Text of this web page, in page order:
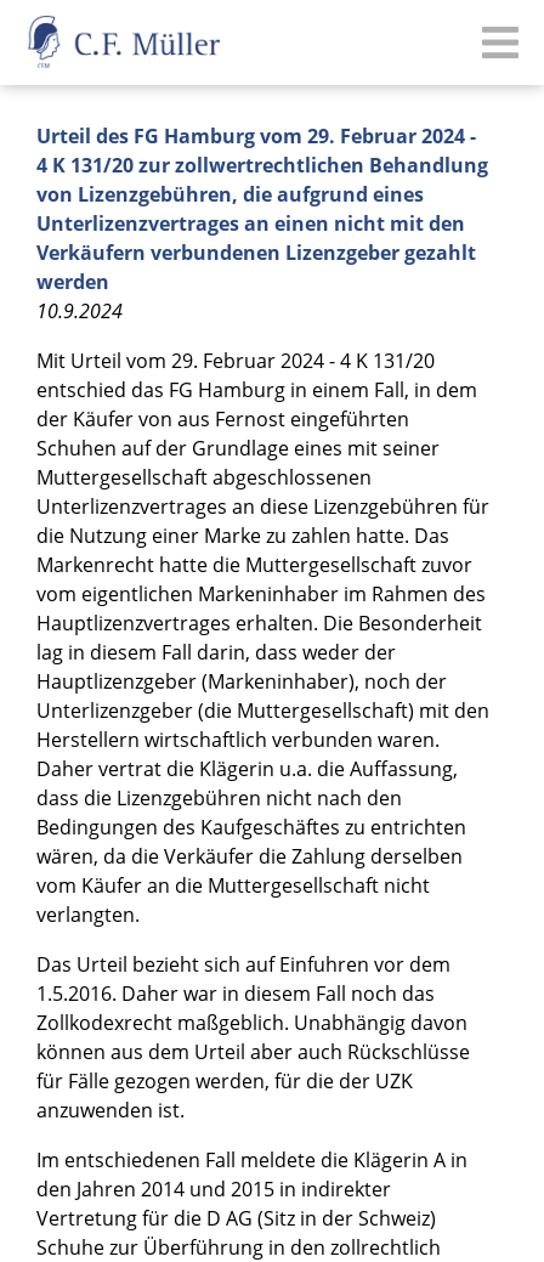
Urteil des FG Hamburg vom 29. Februar 2024 -
4 K 131/20 zur zollwertrechtlichen Behandlung
von Lizenzgebühren, die aufgrund eines
Unterlizenzvertrages an einen nicht mit den
Verkäufern verbundenen Lizenzgeber gezahlt
werden
10.9.2024
Mit Urteil vom 29. Februar 2024 - 4 K 131/20
entschied das FG Hamburg in einem Fall, in dem
der Käufer von aus Fernost eingeführten
Schuhen auf der Grundlage eines mit seiner
Muttergesellschaft abgeschlossenen
Unterlizenzvertrages an diese Lizenzgebühren für
die Nutzung einer Marke zu zahlen hatte. Das
Markenrecht hatte die Muttergesellschaft zuvor
vom eigentlichen Markeninhaber im Rahmen des
Hauptlizenzvertrages erhalten. Die Besonderheit
lag in diesem Fall darin, dass weder der
Hauptlizenzgeber (Markeninhaber), noch der
Unterlizenzgeber (die Muttergesellschaft) mit den
Herstellern wirtschaftlich verbunden waren.
Daher vertrat die Klägerin u.a. die Auffassung,
dass die Lizenzgebühren nicht nach den
Bedingungen des Kaufgeschäftes zu entrichten
wären, da die Verkäufer die Zahlung derselben
vom Käufer an die Muttergesellschaft nicht
verlangten.
Das Urteil bezieht sich auf Einfuhren vor dem
1.5.2016. Daher war in diesem Fall noch das
Zollkodexrecht maßgeblich. Unabhängig davon
können aus dem Urteil aber auch Rückschlüsse
für Fälle gezogen werden, für die der UZK
anzuwenden ist.
Im entschiedenen Fall meldete die Klägerin A in
den Jahren 2014 und 2015 in indirekter
Vertretung für die D AG (Sitz in der Schweiz)
Schuhe zur Überführung in den zollrechtlich